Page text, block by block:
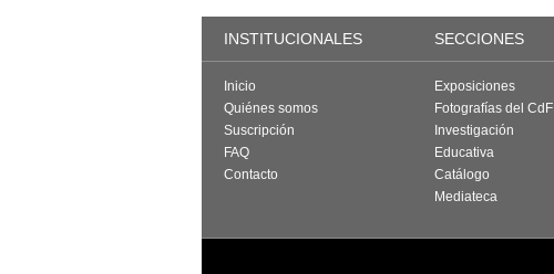
INSTITUCIONALES SECCIONES
Inicio
Quiénes somos
Suscripción
FAQ
Contacto
Exposiciones
Fotografías del CdF
Investigación
Educativa
Catálogo
Mediateca